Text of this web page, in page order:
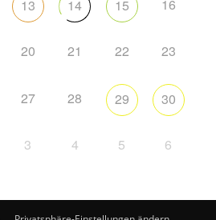
13 14 15 16
20 21 22 23
27 28 29 30
3 4 5 6